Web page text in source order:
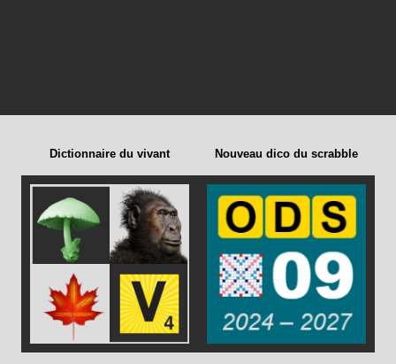
Dictionnaire du vivant Nouveau dico du scrabble